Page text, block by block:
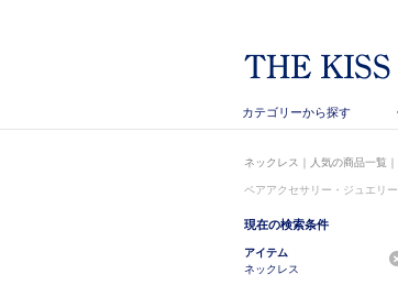
カテゴリーから探す
ネックレス｜人気の商品一覧
ペアアクセサリー・ジュエリ
現在の検索条件
アイテム
ネックレス